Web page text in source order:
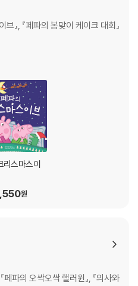
』, 『페파의 봄맞이 케이크 대회』
리스마스이
원
페파의 오싹오싹 핼러윈』, 『의사와